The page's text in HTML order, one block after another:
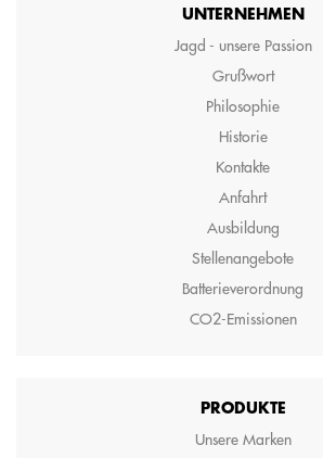
UNTERNEHMEN
Jagd - unsere Passion
Grußwort
Philosophie
Historie
Kontakte
Anfahrt
Ausbildung
Stellenangebote
Batterieverordnung
CO2-Emissionen
PRODUKTE
Unsere Marken